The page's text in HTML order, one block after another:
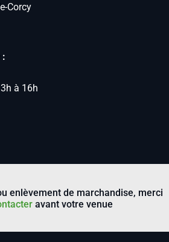
Corcy
:
à 16h
enlèvement de marchandise, merci
avant votre venue